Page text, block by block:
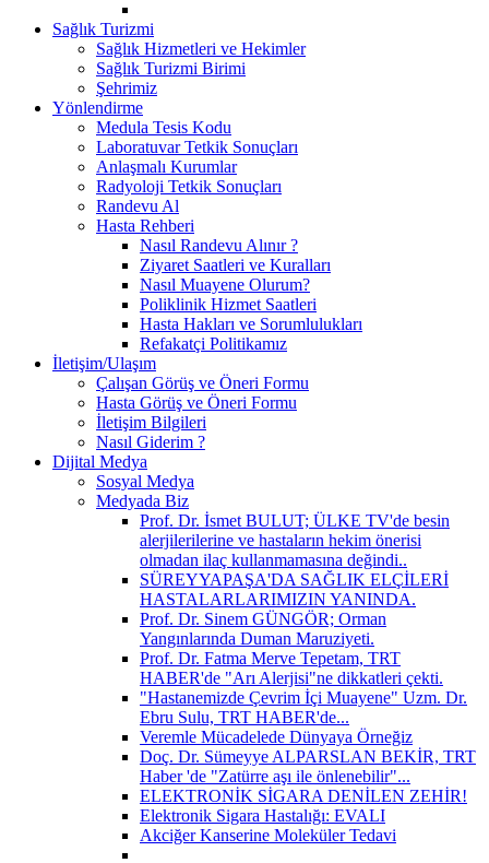
Sağlık Turizmi
Sağlık Hizmetleri ve Hekimler
Sağlık Turizmi Birimi
Şehrimiz
Yönlendirme
Medula Tesis Kodu
Laboratuvar Tetkik Sonuçları
Anlaşmalı Kurumlar
Radyoloji Tetkik Sonuçları
Randevu Al
Hasta Rehberi
Nasıl Randevu Alınır ?
Ziyaret Saatleri ve Kuralları
Nasıl Muayene Olurum?
Poliklinik Hizmet Saatleri
Hasta Hakları ve Sorumlulukları
Refakatçi Politikamız
İletişim/Ulaşım
Çalışan Görüş ve Öneri Formu
Hasta Görüş ve Öneri Formu
İletişim Bilgileri
Nasıl Giderim ?
Dijital Medya
Sosyal Medya
Medyada Biz
Prof. Dr. İsmet BULUT; ÜLKE TV'de besin
alerjilerilerine ve hastaların hekim önerisi
olmadan ilaç kullanmamasına değindi..
SÜREYYAPAŞA'DA SAĞLIK ELÇİLERİ
HASTALARLARIMIZIN YANINDA.
Prof. Dr. Sinem GÜNGÖR; Orman
Yangınlarında Duman Maruziyeti.
Prof. Dr. Fatma Merve Tepetam, TRT
HABER'de "Arı Alerjisi"ne dikkatleri çekti.
"Hastanemizde Çevrim İçi Muayene" Uzm. Dr.
Ebru Sulu, TRT HABER'de...
Veremle Mücadelede Dünyaya Örneğiz
Doç. Dr. Sümeyye ALPARSLAN BEKİR, TRT
Haber 'de "Zatürre aşı ile önlenebilir"...
ELEKTRONİK SİGARA DENİLEN ZEHİR!
Elektronik Sigara Hastalığı: EVALI
Akciğer Kanserine Moleküler Tedavi